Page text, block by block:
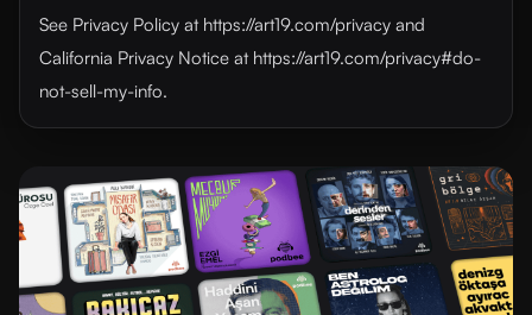
See Privacy Policy at https://art19.com/privacy and
California Privacy Notice at https://art19.com/privacy#do-
not-sell-my-info.